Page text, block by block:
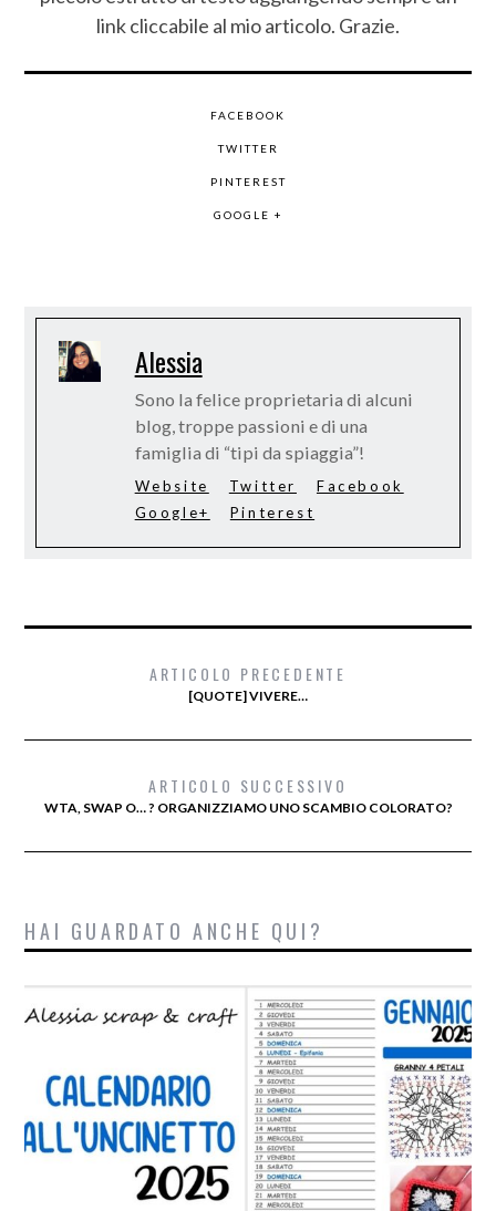
link cliccabile al mio articolo. Grazie.
FACEBOOK
TWITTER
PINTEREST
GOOGLE +
Alessia
Sono la felice proprietaria di alcuni
blog, troppe passioni e di una
famiglia di “tipi da spiaggia”!
Website Twitter
Facebook
Google+
Pinterest
ARTICOLO PRECEDENTE
[QUOTE] VIVERE…
ARTICOLO SUCCESSIVO
WTA, SWAP O… ? ORGANIZZIAMO UNO SCAMBIO COLORATO?
HAI GUARDATO ANCHE QUI?